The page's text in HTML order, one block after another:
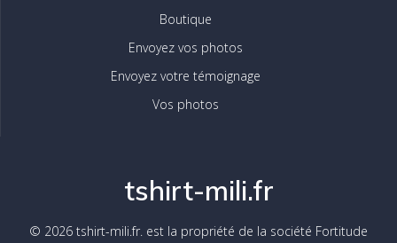
Boutique
Envoyez vos photos
Envoyez votre témoignage
Vos photos
tshirt-mili.fr
© 2026 tshirt-mili.fr. est la propriété de la société Fortitude